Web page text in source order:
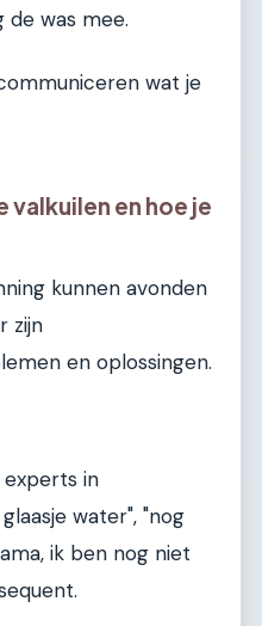
de was mee.
wat je
en hoe je
kunnen avonden
zijn
en oplossingen.
experts in
water", "nog
ik ben nog niet